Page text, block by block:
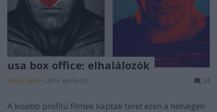
usa box office: elhalálozók
Takács Máté • 2016. április 03. 24
A kisebb profilú filmek kaptak teret ezen a hétvégén